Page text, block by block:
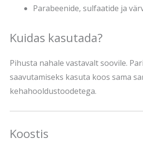
Parabeenide, sulfaatide ja
Kuidas kasutada?
Pihusta nahale vastavalt soovile.
saavutamiseks kasuta koos sama
kehahooldustoodetega.
Koostis